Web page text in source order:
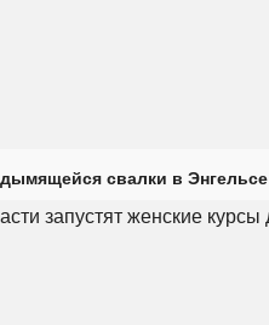
свалки в Энгельсе